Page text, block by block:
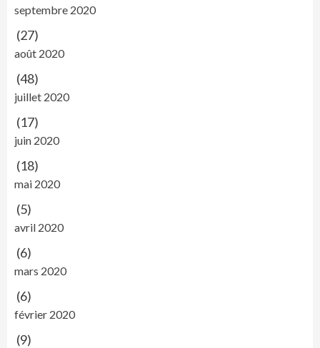
septembre 2020
(27)
août 2020
(48)
juillet 2020
(17)
juin 2020
(18)
mai 2020
(5)
avril 2020
(6)
mars 2020
(6)
février 2020
(9)